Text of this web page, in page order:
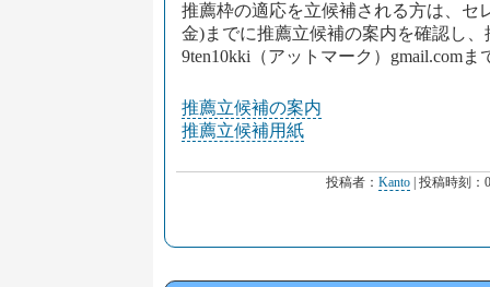
推薦枠の適応を立候補される方は、セ
金)までに推薦立候補の案内を確認し
9ten10kki（アットマーク）gmail.com
推薦立候補の案内
推薦立候補用紙
投稿者： Kanto | 投稿時刻：